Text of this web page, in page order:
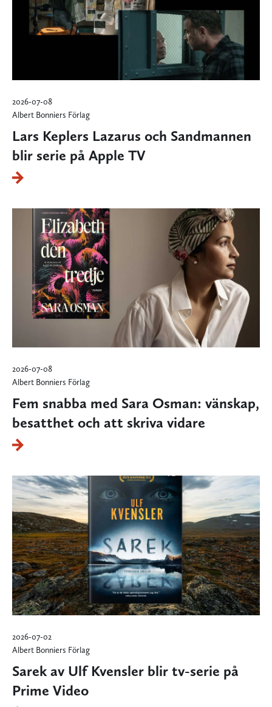
2026-07-08
Albert Bonniers Förlag
Lars Keplers Lazarus och Sandmannen
blir serie på Apple TV
2026-07-08
Albert Bonniers Förlag
Fem snabba med Sara Osman: vänskap,
besatthet och att skriva vidare
2026-07-02
Albert Bonniers Förlag
Sarek av Ulf Kvensler blir tv-serie på
Prime Video